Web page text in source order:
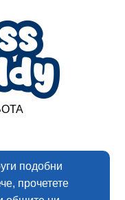
подобни
прочетете
запазени